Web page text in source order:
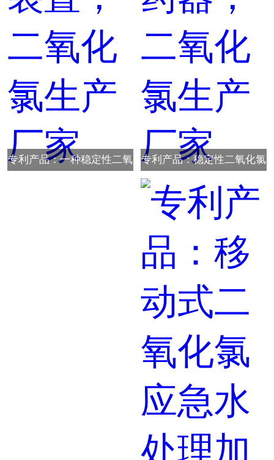
专利产品：稳定性二氧化氯
全自动活化加药器，二氧化
氯生产厂家
专利产品：一种稳定性二氧